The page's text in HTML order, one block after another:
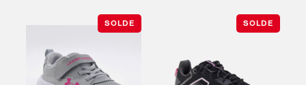
SOLDE SOLDE